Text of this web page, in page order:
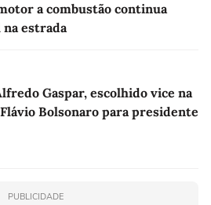
a combustão continua
estrada
Gaspar, escolhido vice na
Bolsonaro para presidente
PUBLICIDADE